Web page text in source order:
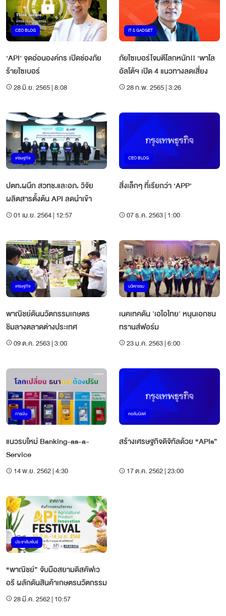
CEO BLOG
‘API’ จุดอ่อนองค์กร เปิดช่องภัย
ร้ายไซเบอร์
28 มิ.ย. 2565 | 8:08
IT & GADGET
ภัยไซเบอร์โจมตีโลกหนัก!! ‘พาโล
อัลโต้ฯ เปิด 4 แนวทางลดเสี่ยง
28 ก.พ. 2565 | 3:26
เศรษฐกิจ
ปตท.ผนึก สวทช.และอภ. วิจัย
ผลิตสารตั้งต้น API ลดนำเข้า
01 เม.ย. 2564 | 12:57
CEO BLOG
สิ่งเล็กๆ ที่เรียกว่า ‘APP’
07 ธ.ค. 2563 | 1:00
เศรษฐกิจ
พาณิชย์ดันนวัตกรรมเกษตร
ชิมลางตลาดต่างประเทศ
09 ต.ค. 2563 | 3:00
นวัตกรรม
เนคเทคดัน 'เอไอไทย' หนุนเอกชน
ทรานส์ฟอร์ม
23 ม.ค. 2563 | 6:00
การเงิน
แนวรบใหม่ Banking-as-a-
Service
14 พ.ย. 2562 | 4:30
คอลัมนิสต์
สร้างเศรษฐกิจดิจิทัลด้วย “APIs”
17 ต.ค. 2562 | 23:00
ประชาสัมพันธ์
“พาณิชย์” จับมือสยามดิสคัฟเว
อรี ผลักดันสินค้าเกษตรนวัตกรรม
28 มี.ค. 2562 | 10:57